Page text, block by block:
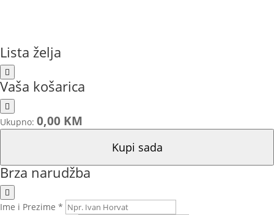
Lista želja
Vaša košarica
Ukupno: 0,00 KM
Kupi sada
Brza narudžba
Ime i Prezime *